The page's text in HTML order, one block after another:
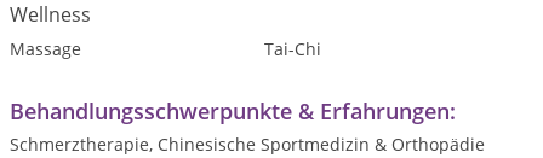
Wellness
Massage Tai-Chi
Behandlungsschwerpunkte & Erfahrungen:
Schmerztherapie, Chinesische Sportmedizin & Orthopädie